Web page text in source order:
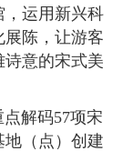
运用新兴科
陈，让游客
意的宋式美
解码57项宋
（点）创建